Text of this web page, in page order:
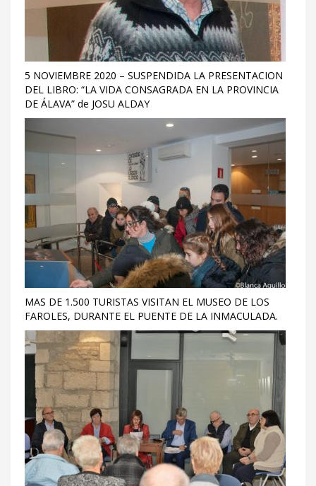
5 NOVIEMBRE 2020 – SUSPENDIDA LA PRESENTACION
DEL LIBRO: “LA VIDA CONSAGRADA EN LA PROVINCIA
DE ÁLAVA” de JOSU ALDAY
MAS DE 1.500 TURISTAS VISITAN EL MUSEO DE LOS
FAROLES, DURANTE EL PUENTE DE LA INMACULADA.